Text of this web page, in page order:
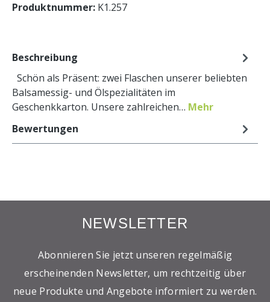
Produktnummer: K1.257
Beschreibung
Schön als Präsent: zwei Flaschen unserer beliebten
Balsamessig- und Ölspezialitäten im
Geschenkkarton. Unsere zahlreichen… Mehr
Bewertungen
NEWSLETTER
Abonnieren Sie jetzt unseren regelmäßig
erscheinenden Newsletter, um rechtzeitig über
neue Produkte und Angebote informiert zu werden.